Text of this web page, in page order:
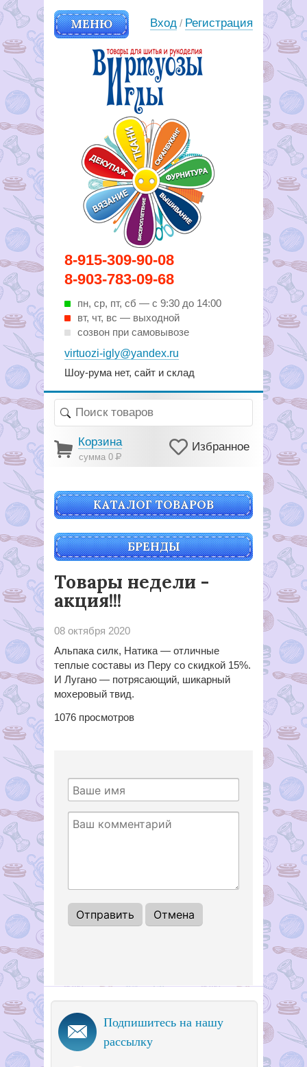
8-915-309-90-08
8-903-783-09-68
пн, ср, пт, cб — с 9:30 до 14:00
вт, чт, вс — выходной
созвон при самовывозе
virtuozi-igly@yandex.ru
Шоу-рума нет, сайт и склад
МЕНЮ
Вирутозы иглы. Товары для
шитья и рукоделья
Вход / Регистрация
Корзина
сумма 0Р
Избранное
КАТАЛОГ ТОВАРОВ
БРЕНДЫ
Товары недели -
акция!!!
08 октября 2020
Альпака силк, Натика — отличные
теплые составы из Перу со скидкой 15%.
И Лугано — потрясающий, шикарный
мохеровый твид.
1076 просмотров
Подпишитесь на нашу
рассылку